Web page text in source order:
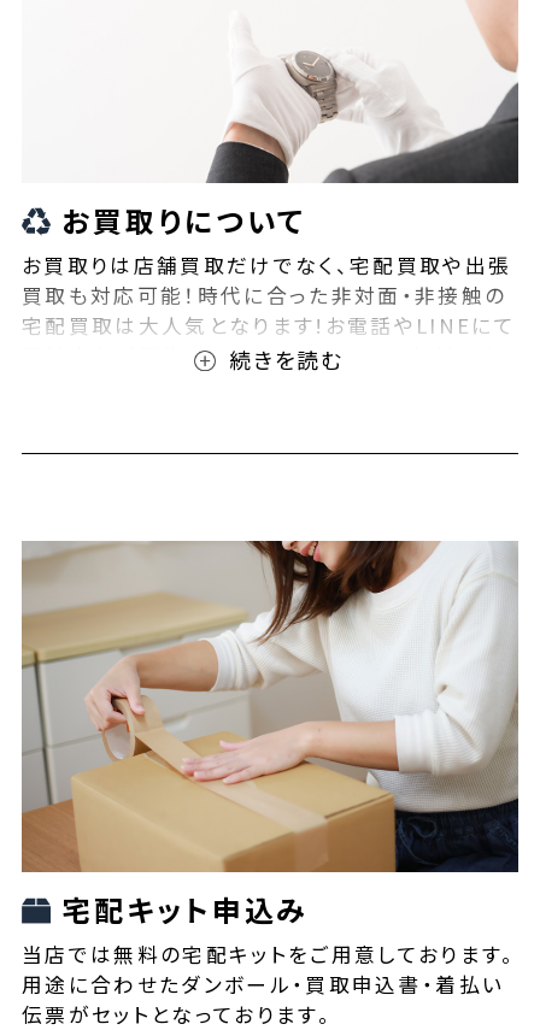
お買取りについて
お買取りは店舗買取だけでなく、宅配買取や出張
買取も対応可能！時代に合った非対面・非接触の
宅配買取は大人気となります!お電話やLINEにて
事前査定が可能となっております！また無料の宅
宅配キット申込み
当店では無料の宅配キットをご用意しております。
用途に合わせたダンボール・買取申込書・着払い
伝票がセットとなっております。